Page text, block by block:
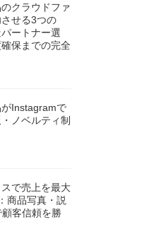
クラウドファ
せる3つの
ートナー選
保までの完全
Instagramで
ノベルティ制
で売上を最大
商品写真・説
客信頼を勝